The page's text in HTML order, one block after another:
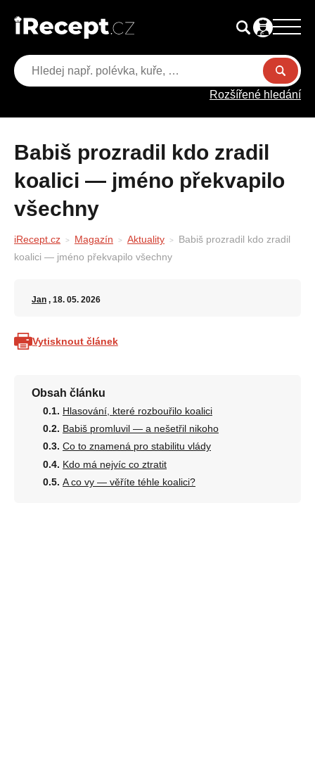
Rozšířené hledání
Babiš prozradil kdo zradil
koalici — jméno překvapilo
všechny
iRecept.cz Magazín Aktuality
Babiš prozradil kdo zradil
koalici — jméno překvapilo všechny
Jan , 18. 05. 2026
Vytisknout článek
Obsah článku
Hlasování, které rozbouřilo koalici
Babiš promluvil — a nešetřil nikoho
Co to znamená pro stabilitu vlády
Kdo má nejvíc co ztratit
A co vy — věříte téhle koalici?